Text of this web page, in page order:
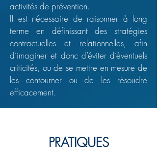
activités de prévention.
Il est nécessaire de raisonner à long
terme en définissant des stratégies
contractuelles et relationnelles, afin
d’imaginer et donc d’éviter d’éventuels
criticités, ou de se mettre en mesure de
les contourner ou de les résoudre
efficacement.
PRATIQUES